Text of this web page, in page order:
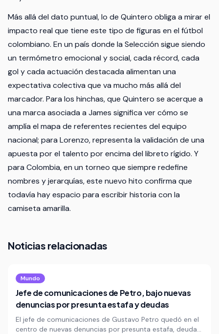
Más allá del dato puntual, lo de Quintero obliga a mirar el
impacto real que tiene este tipo de figuras en el fútbol
colombiano. En un país donde la Selección sigue siendo
un termómetro emocional y social, cada récord, cada
gol y cada actuación destacada alimentan una
expectativa colectiva que va mucho más allá del
marcador. Para los hinchas, que Quintero se acerque a
una marca asociada a James significa ver cómo se
amplía el mapa de referentes recientes del equipo
nacional; para Lorenzo, representa la validación de una
apuesta por el talento por encima del libreto rígido. Y
para Colombia, en un torneo que siempre redefine
nombres y jerarquías, este nuevo hito confirma que
todavía hay espacio para escribir historia con la
camiseta amarilla.
Noticias relacionadas
Mundo
Jefe de comunicaciones de Petro, bajo nuevas
denuncias por presunta estafa y deudas
El jefe de comunicaciones de Gustavo Petro quedó en el
centro de nuevas denuncias por presunta estafa, deudas